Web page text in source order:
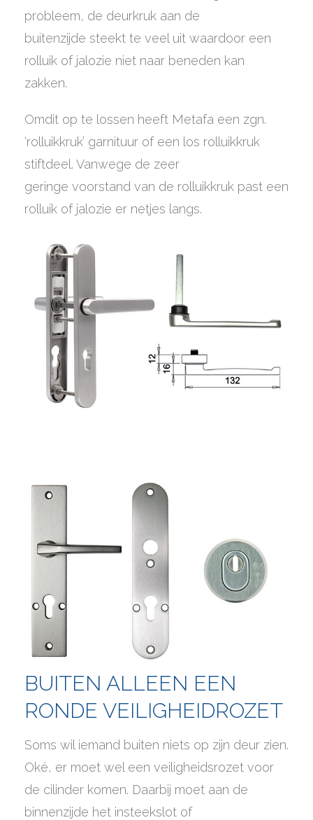
probleem, de deurkruk aan de
buitenzijde steekt te veel uit waardoor een
rolluik of jalozie niet naar beneden kan
zakken.
Omdit op te lossen heeft Metafa een zgn.
‘rolluikkruk’ garnituur of een los rolluikkruk
stiftdeel. Vanwege de zeer
geringe voorstand van de rolluikkruk past een
rolluik of jalozie er netjes langs.
BUITEN ALLEEN EEN
RONDE VEILIGHEIDROZET
Soms wil iemand buiten niets op zijn deur zien.
Oké, er moet wel een veiligheidsrozet voor
de cilinder komen. Daarbij moet aan de
binnenzijde het insteekslot of